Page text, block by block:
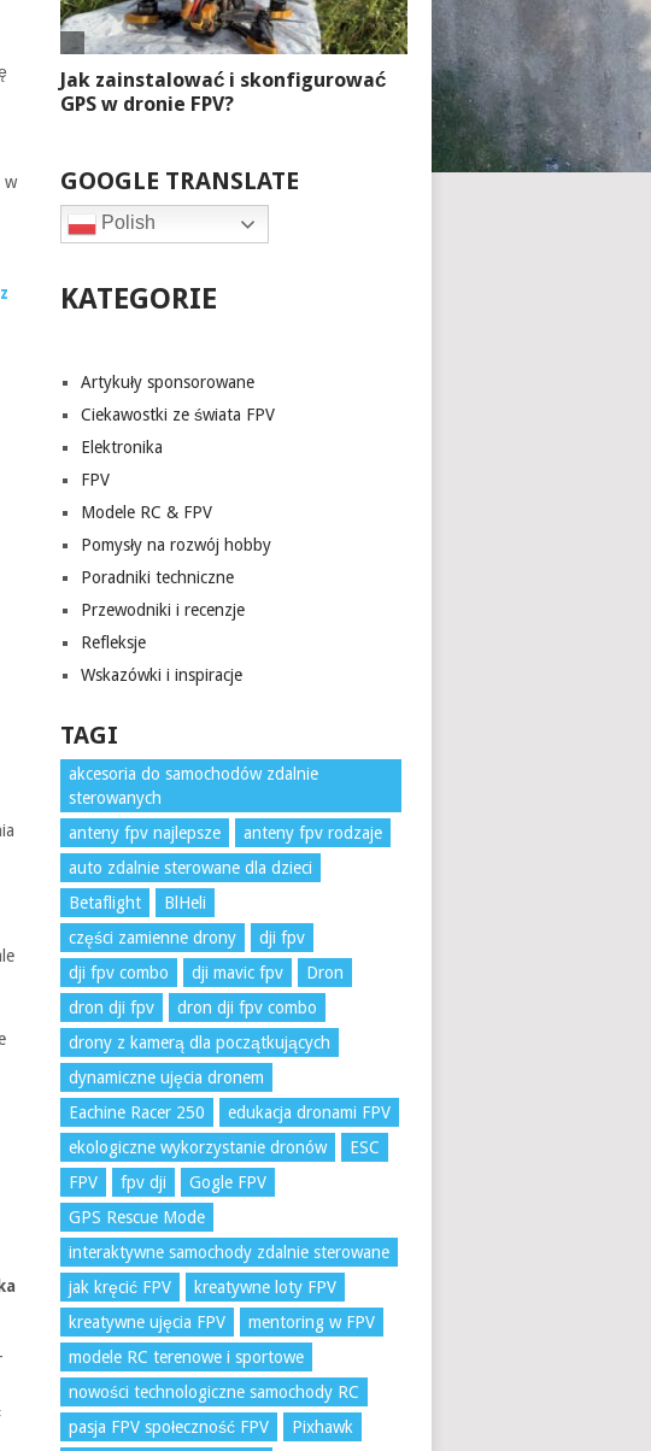
w
GOOGLE TRANSLATE
Polish
KATEGORIE
Artykuły sponsorowane
Ciekawostki ze świata FPV
Elektronika
FPV
Modele RC & FPV
Pomysły na rozwój hobby
Poradniki techniczne
Przewodniki i recenzje
Refleksje
Wskazówki i inspiracje
TAGI
akcesoria do samochodów zdalnie
sterowanych
anteny fpv najlepsze
anteny fpv rodzaje
auto zdalnie sterowane dla dzieci
Betaflight
BlHeli
części zamienne drony
dji fpv
dji fpv combo
dji mavic fpv
Dron
dron dji fpv
dron dji fpv combo
drony z kamerą dla początkujących
dynamiczne ujęcia dronem
Eachine Racer 250
edukacja dronami FPV
ekologiczne wykorzystanie dronów
ESC
FPV
fpv dji
Gogle FPV
GPS Rescue Mode
interaktywne samochody zdalnie sterowane
jak kręcić FPV
kreatywne loty FPV
kreatywne ujęcia FPV
mentoring w FPV
modele RC terenowe i sportowe
nowości technologiczne samochody RC
pasja FPV społeczność FPV
Pixhawk